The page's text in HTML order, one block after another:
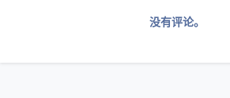
没有评论。